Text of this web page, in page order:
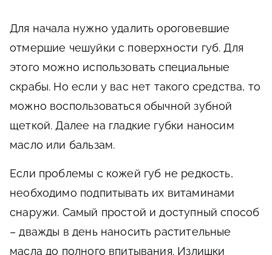
Для начала нужно удалить ороговевшие
отмершие чешуйки с поверхности губ. Для
этого можно использовать специальные
скрабы. Но если у вас нет такого средства, то
можно воспользоваться обычной зубной
щеткой. Далее на гладкие губки наносим
масло или бальзам.
Если проблемы с кожей губ не редкость,
необходимо подпитывать их витаминами
снаружи. Самый простой и доступный способ
– дважды в день наносить растительные
масла до полного впитывания. Излишки